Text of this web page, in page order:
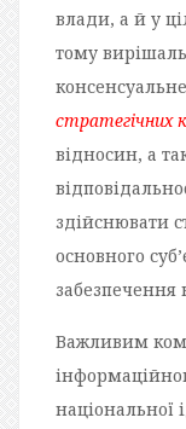
влади, а й у
тому
стратегічних
відносин, а
здійснювати
основного
забезпечення
Важливим
національної